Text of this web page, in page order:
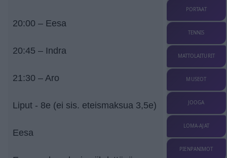
20:00 – Eesa
20:45 – Indra
21:30 – Aro
Liput - 8e (ei sis. eteismaksua 3,5e)
Eesa
PORTAAT
TENNIS
MATTOLAITURIT
MUSEOT
JOOGA
LOMA-AJAT
PIENPANIMOT